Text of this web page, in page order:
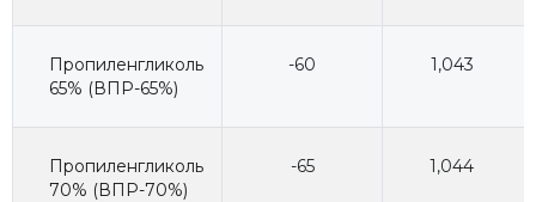
Пропиленгликоль
65% (ВПР-65%)
-60 1,043
Пропиленгликоль
70% (ВПР-70%)
-65 1,044